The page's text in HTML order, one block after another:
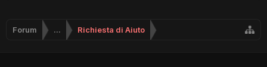
Forum ... Richiesta di Aiuto